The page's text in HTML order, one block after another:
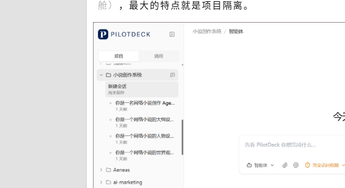
舱 ） ，最大的特点就是项目隔离。